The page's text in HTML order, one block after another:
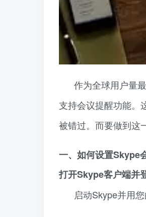
作为全球用户量
支持会议提醒功能。
被错过。而要做到这
一、如何设置Skype
打开Skype客户端并
启动Skype并用